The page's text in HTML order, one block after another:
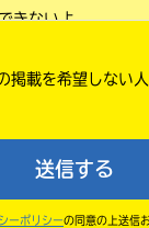
きないよ。
には紹介されない
つけてね。
催中は、投稿した
掲載を希望しない
送信する
ーポリシーの同意の上送信